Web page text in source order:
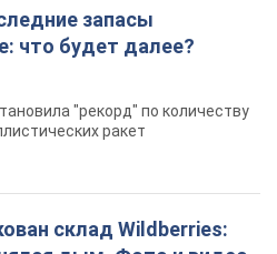
запасы
что будет далее?
"рекорд" по количеству
ракет
склад Wildberries: